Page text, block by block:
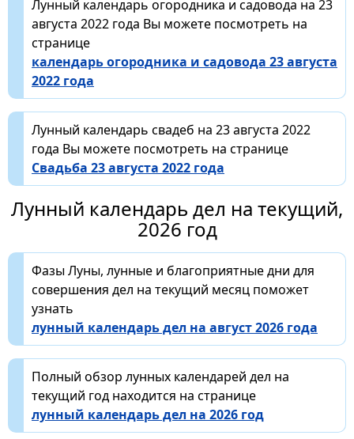
Лунный календарь огородника и садовода на 23
августа 2022 года Вы можете посмотреть на
странице
календарь огородника и садовода 23 августа
2022 года
Лунный календарь свадеб на 23 августа 2022
года Вы можете посмотреть на странице
Свадьба 23 августа 2022 года
Лунный календарь дел на текущий,
2026 год
Фазы Луны, лунные и благоприятные дни для
совершения дел на текущий месяц поможет
узнать
лунный календарь дел на август 2026 года
Полный обзор лунных календарей дел на
текущий год находится на странице
лунный календарь дел на 2026 год